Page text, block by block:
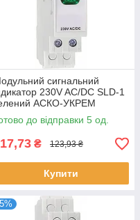
сигнальний
230V AC/DC SLD-1
АСКО-УКРЕМ
до відправки 5 од.
₴ 123,93 ₴
Купити